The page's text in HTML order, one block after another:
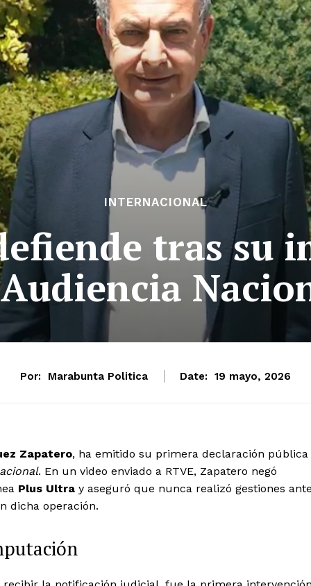
INTERNACIONAL
tras su
Por: Marabunta Politica Date: 19 mayo, 2026
Zapatero, ha emitido su primera declaración pública
. En un video enviado a RTVE, Zapatero negó
Plus Ultra y aseguró que nunca realizó gestiones
dicha operación.